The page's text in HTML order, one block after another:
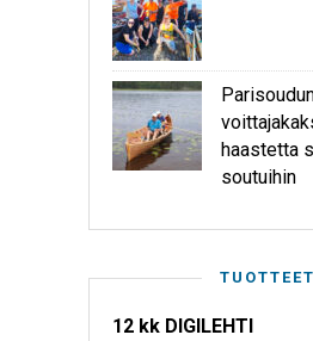
haastetta
soutuihin
TUOTTEET
12 kk DIGILEHTI